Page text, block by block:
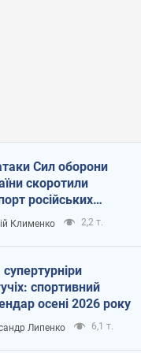
Сил оборони
скоротили
російських
Клименко 2,2 т.
спортивний
осені 2026 року
Липенко 6,1 т.